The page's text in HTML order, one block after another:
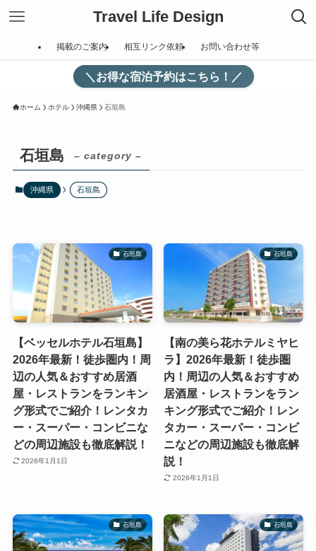
Travel Life Design
掲載のご案内 相互リンク依頼 お問い合わせ等
＼お得な宿泊予約はこちら！／
ホーム ホテル 沖縄県 石垣島
石垣島 – category –
沖縄県 石垣島
石垣島
【ベッセルホテル石垣島】
2026年最新！徒歩圏内！周
辺の人気＆おすすめ居酒
屋・レストランをランキン
グ形式でご紹介！レンタカ
ー・スーパー・コンビニな
どの周辺施設も徹底解説！
2026年1月1日
石垣島
【南の美ら花ホテルミヤヒ
ラ】2026年最新！徒歩圏
内！周辺の人気＆おすすめ
居酒屋・レストランをラン
キング形式でご紹介！レン
タカー・スーパー・コンビ
ニなどの周辺施設も徹底解
説！
2026年1月1日
石垣島 石垣島